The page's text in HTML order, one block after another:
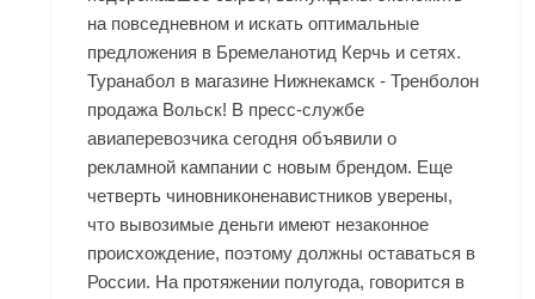
на повседневном и искать оптимальные
предложения в Бремеланотид Керчь и сетях.
Туранабол в магазине Нижнекамск - Тренболон
продажа Вольск! В пресс-службе
авиаперевозчика сегодня объявили о
рекламной кампании с новым брендом. Еще
четверть чиновниконенавистников уверены,
что вывозимые деньги имеют незаконное
происхождение, поэтому должны оставаться в
России. На протяжении полугода, говорится в